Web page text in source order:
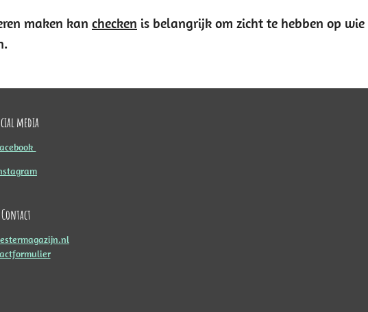
maken kan checken is belangrijk om zicht te hebben op
media
Contact